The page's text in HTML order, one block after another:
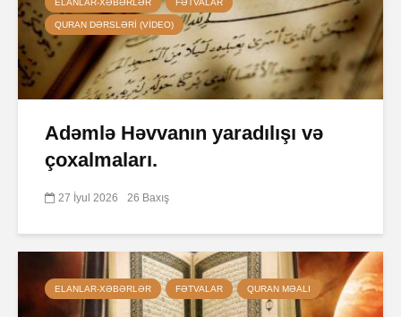
ELANLAR-XƏBƏRLƏR FƏTVALAR
QURAN DƏRSLƏRI (VIDEO)
Adəmlə Həvvanın yaradılışı və
çoxalmaları.
27 İyul 2026 26 Baxış
ELANLAR-XƏBƏRLƏR FƏTVALAR QURAN MƏALI